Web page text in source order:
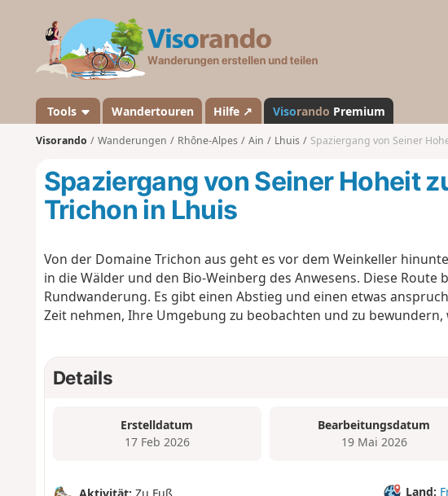
a
n
d
Tools Wandertouren Hilfe ↗ Visorando Premium
Visorando Wanderungen Rhône-Alpes Ain Lhuis Spaziergang von Seiner
Spaziergang von Seiner Hoheit
Trichon in Lhuis
Von der Domaine Trichon aus geht es vor dem Weinkeller
in die Wälder und den Bio-Weinberg des Anwesens. Diese Route
Rundwanderung. Es gibt einen Abstieg und einen etwas
Zeit nehmen, Ihre Umgebung zu beobachten und zu
Details
Erstelldatum
17 Feb 2026
Bearbeitungsdatum
19 Mai 2026
Land: